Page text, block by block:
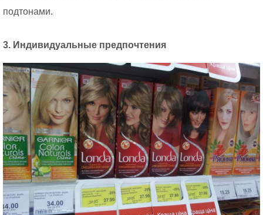
подтонами.
3. Индивидуальные предпочтения